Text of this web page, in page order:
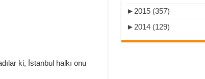
ki, İstanbul halkı onu
► 2015 (357)
► 2014 (129)